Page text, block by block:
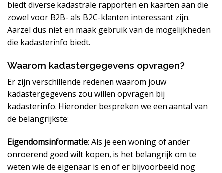
biedt diverse kadastrale rapporten en kaarten aan die
zowel voor B2B- als B2C-klanten interessant zijn.
Aarzel dus niet en maak gebruik van de mogelijkheden
die kadasterinfo biedt.
Waarom kadastergegevens opvragen?
Er zijn verschillende redenen waarom jouw
kadastergegevens zou willen opvragen bij
kadasterinfo. Hieronder bespreken we een aantal van
de belangrijkste:
Eigendomsinformatie: Als je een woning of ander
onroerend goed wilt kopen, is het belangrijk om te
weten wie de eigenaar is en of er bijvoorbeeld nog